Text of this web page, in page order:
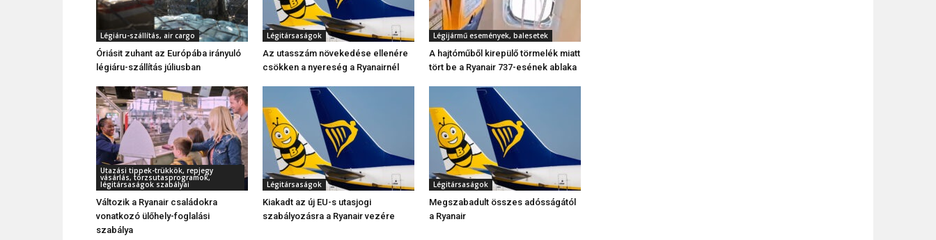
Légiáru-szállítás, air cargo
Óriásit zuhant az Európába irányuló
légiáru-szállítás júliusban
Légitársaságok
Az utasszám növekedése ellenére
csökken a nyereség a Ryanairnél
Légijármű események, balesetek
A hajtóműből kirepülő törmelék miatt
tört be a Ryanair 737-esének ablaka
Utazási tippek-trükkök, repjegy
vásárlás, törzsutasprogramok,
légitársaságok szabályai
Változik a Ryanair családokra
vonatkozó ülőhely-foglalási
szabálya
Légitársaságok
Kiakadt az új EU-s utasjogi
szabályozásra a Ryanair vezére
Légitársaságok
Megszabadult összes adósságától
a Ryanair